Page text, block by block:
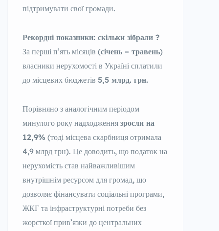
підтримувати свої громади.
Рекордні показники: скільки зібрали ?
За перші п’ять місяців (січень – травень)
власники нерухомості в Україні сплатили
до місцевих бюджетів 5,5 млрд. грн.
Порівняно з аналогічним періодом
минулого року надходження зросли на
12,9% (тоді місцева скарбниця отримала
4,9 млрд грн). Це доводить, що податок на
нерухомість став найважливішим
внутрішнім ресурсом для громад, що
дозволяє фінансувати соціальні програми,
ЖКГ та інфраструктурні потреби без
жорсткої прив’язки до центральних